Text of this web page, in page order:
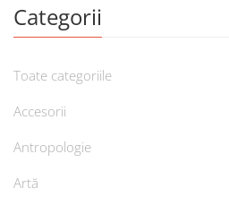
Categorii
Toate categoriile
Accesorii
Antropologie
Artă